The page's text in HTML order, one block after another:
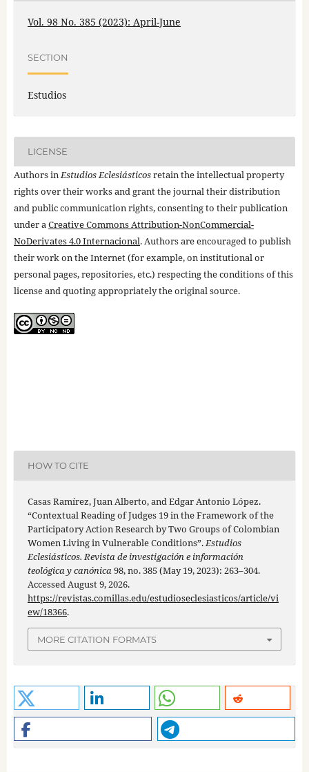
Vol. 98 No. 385 (2023): April-June
SECTION
Estudios
LICENSE
Authors inEstudios Eclesiásticosretain the intellectual property
rights over their works and grant the journal their distribution
and public communication rights, consenting to their publication
under aCreative Commons Attribution-NonCommercial-
NoDerivates 4.0 Internacional. Authors are encouraged to publish
their work on the Internet (for example, on institutional or
personal pages, repositories, etc.) respecting the conditions of this
license and quoting appropriately the original source.
HOW TO CITE
Casas Ramírez, Juan Alberto, and Edgar Antonio López.
“Contextual Reading of Judges 19 in the Framework of the
Participatory Action Research by Two Groups of Colombian
Women Living in Vulnerable Conditions”.Estudios
Eclesiásticos. Revista de investigación e información
teológica y canónica98, no. 385 (May 19, 2023): 263–304.
Accessed August 9, 2026.
https://revistas.comillas.edu/estudioseclesiasticos/article/vi
ew/18366.
MORE CITATION FORMATS